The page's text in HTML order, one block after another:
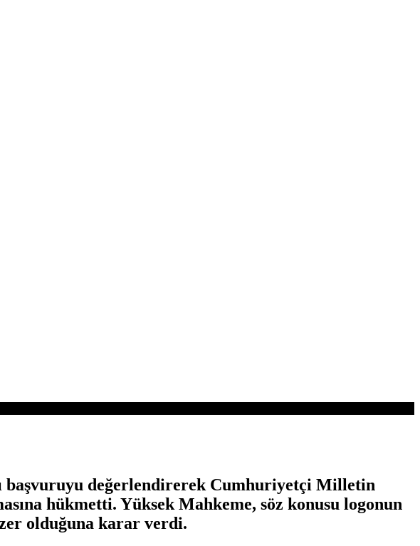
başvuruyu değerlendirerek Cumhuriyetçi Milletin
hükmetti. Yüksek Mahkeme, söz konusu logonun
olduğuna karar verdi.